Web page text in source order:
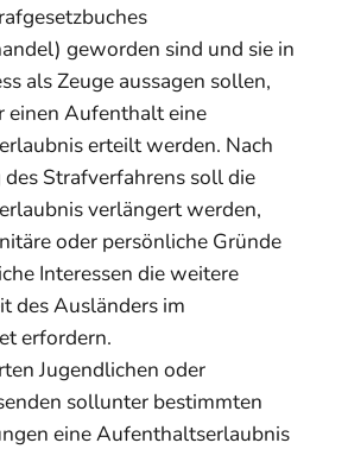
geworden sind und sie in
als Zeuge aussagen sollen,
einen Aufenthalt eine
erteilt werden. Nach
Strafverfahrens soll die
verlängert werden,
oder persönliche Gründe
Interessen die weitere
des Ausländers im
erfordern.
Jugendlichen oder
sollunter bestimmten
eine Aufenthaltserlaubnis